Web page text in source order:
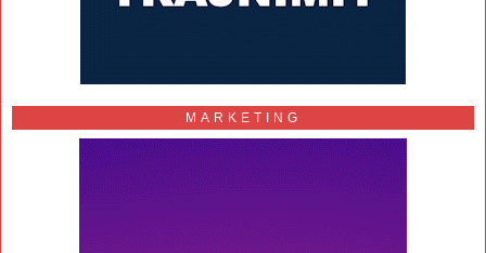
MARKETING